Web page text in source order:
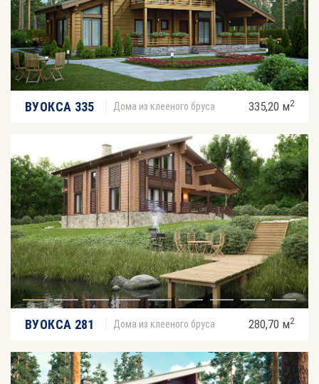
ВУОКСА 335 Дома из клееного бруса 335,20 м2
ВУОКСА 281 Дома из клееного бруса 280,70 м2